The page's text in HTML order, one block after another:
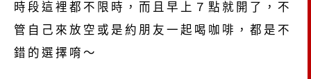
時段這裡都不限時，而且早上７點就開了，不
管自己來放空或是約朋友一起喝咖啡，都是不
錯的選擇唷～